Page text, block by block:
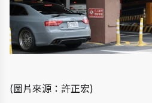
(圖片來源：許正宏)